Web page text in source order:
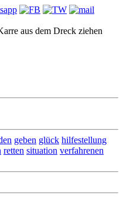
aus dem Dreck ziehen
geben glück hilfestellung
retten situation verfahrenen